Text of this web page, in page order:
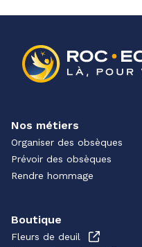
Nos métiers
Organiser des obsèques
Prévoir des obsèques
Rendre hommage
Boutique
Fleurs de deuil